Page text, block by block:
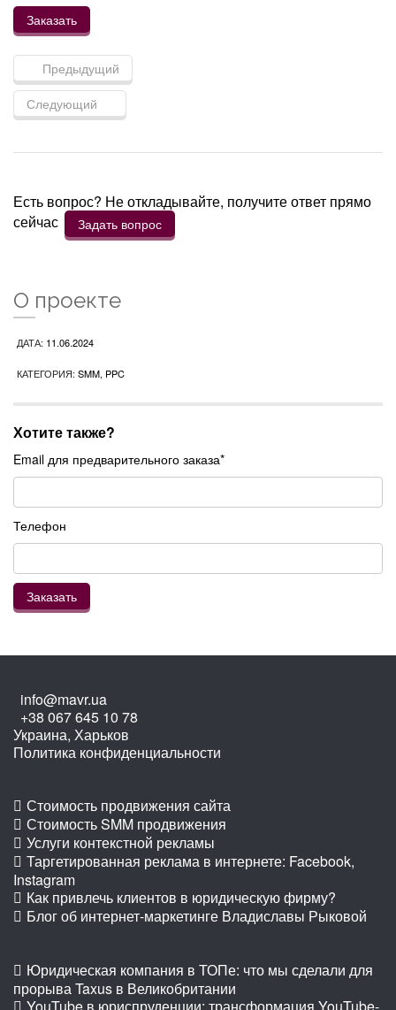
Предыдущий
Следующий
Есть вопрос? Не откладывайте, получите ответ прямо
сейчас
Задать вопрос
О проекте
ДАТА: 11.06.2024
КАТЕГОРИЯ: SMM, PPC
Хотите также?
Email для предварительного заказа*
Телефон
info@mavr.ua
+38 067 645 10 78
Украина, Харьков
Политика конфиденциальности
Стоимость продвижения сайта
Стоимость SMM продвижения
Услуги контекстной рекламы
Таргетированная реклама в интернете: Facebook,
Instagram
Как привлечь клиентов в юридическую фирму?
Блог об интернет-маркетинге Владиславы Рыковой
Юридическая компания в ТОПе: что мы сделали для
прорыва Taxus в Великобритании